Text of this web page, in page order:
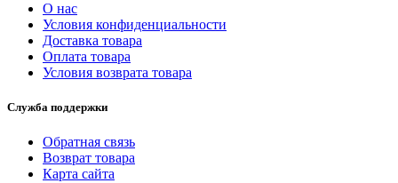
О нас
Условия конфиденциальности
Доставка товара
Оплата товара
Условия возврата товара
Служба поддержки
Обратная связь
Возврат товара
Карта сайта